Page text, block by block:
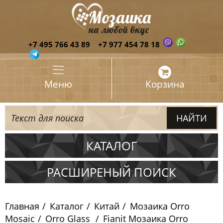
+7 495 766 43 89 +7 977 454 78 18
Меню Корзина
КАТАЛОГ
Испания
Китай
РАСШИРЕНЫЙ ПОИСК
Главная Каталог Китай
Мозаика Orro
Mosaic
Orro Glass
Fianit Мозаика Orro